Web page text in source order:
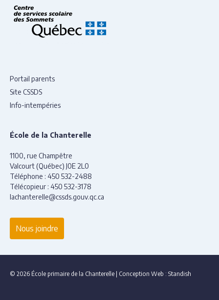
Portail parents
Site CSSDS
Info-intempéries
École de la Chanterelle
1100, rue Champêtre
Valcourt (Québec) J0E 2L0
Téléphone : 450 532-2488
Télécopieur : 450 532-3178
lachanterelle@cssds.gouv.qc.ca
Nous joindre
© 2026 École primaire de la Chanterelle Conception Web : Standish